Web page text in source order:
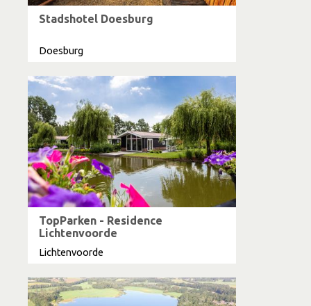
Stadshotel Doesburg
Doesburg
TopParken - Residence
Lichtenvoorde
Lichtenvoorde